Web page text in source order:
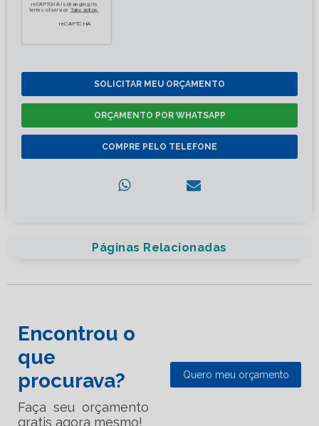
SOLICITAR MEU ORÇAMENTO
ORÇAMENTO POR WHATSAPP
COMPRE PELO TELEFONE
Páginas Relacionadas
Encontrou o
que
procurava?
Faça seu orçamento
gratis agora mesmo!
Quero meu orçamento